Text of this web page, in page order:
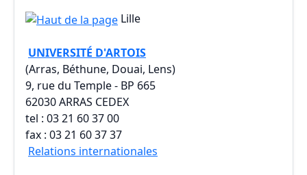
Lille
UNIVERSITÉ D'ARTOIS
(Arras, Béthune, Douai, Lens)
9, rue du Temple - BP 665
62030 ARRAS CEDEX
tel : 03 21 60 37 00
fax : 03 21 60 37 37
Relations internationales